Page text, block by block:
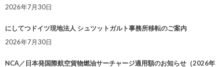
2026年7月30日
にしてつドイツ現地法人 シュツットガルト事務所移転のご案内
2026年7月30日
NCA／日本発国際航空貨物燃油サーチャージ適用額のお知らせ（2026年